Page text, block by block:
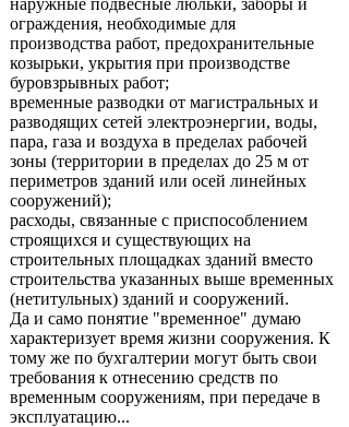
наружные подвесные люльки, заборы и
ограждения, необходимые для
производства работ, предохранительные
козырьки, укрытия при производстве
буровзрывных работ;
временные разводки от магистральных и
разводящих сетей электроэнергии, воды,
пара, газа и воздуха в пределах рабочей
зоны (территории в пределах до 25 м от
периметров зданий или осей линейных
сооружений);
расходы, связанные с приспособлением
строящихся и существующих на
строительных площадках зданий вместо
строительства указанных выше временных
(нетитульных) зданий и сооружений.
Да и само понятие "временное" думаю
характеризует время жизни сооружения. К
тому же по бухгалтерии могут быть свои
требования к отнесению средств по
временным сооружениям, при передаче в
эксплуатацию...